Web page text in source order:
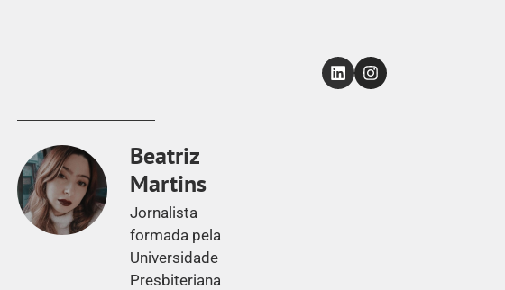
Beatriz
Martins
Jornalista
formada pela
Universidade
Presbiteriana